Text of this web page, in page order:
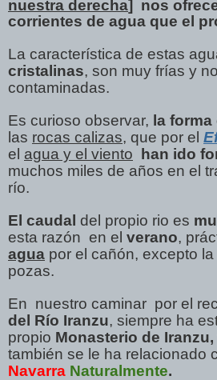
nuestra derecha] nos
corrientes de agua que el
La característica de estas
cristalinas, son muy frías y
contaminadas.
Es curioso observar, la
las rocas calizas, que por el
el agua y el viento han ido
muchos miles de años en el
río.
El caudal del propio rio es
esta razón en el verano,
agua por el cañón, excepto
pozas.
En nuestro caminar por el
del Río Iranzu, siempre ha
propio Monasterio de Iranzu,
también se le ha relacionado
Navarra Naturalmente.